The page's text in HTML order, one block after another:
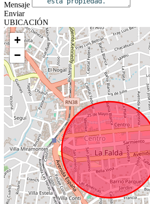
Mensaje
Enviar
UBICACIÓN
+
−